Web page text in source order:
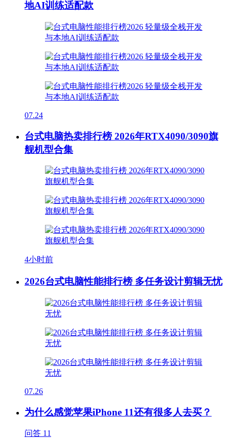
地AI训练适配款
07.24
台式电脑热卖排行榜 2026年RTX4090/3090旗
舰机型合集
4小时前
2026台式电脑性能排行榜 多任务设计剪辑无忧
07.26
为什么感觉苹果iPhone 11还有很多人去买？
问答 11